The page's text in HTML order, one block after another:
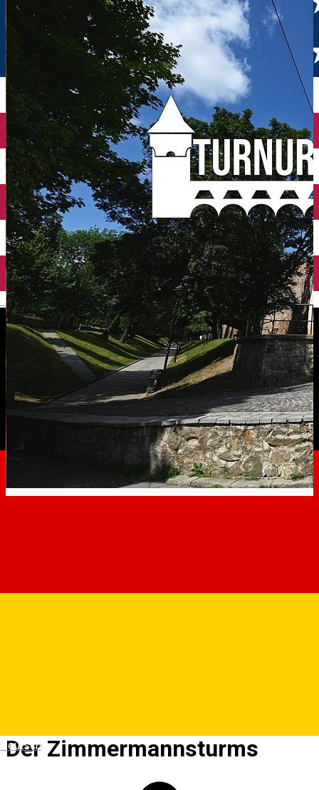
English
Deutsch
Der Zimmermannsturms